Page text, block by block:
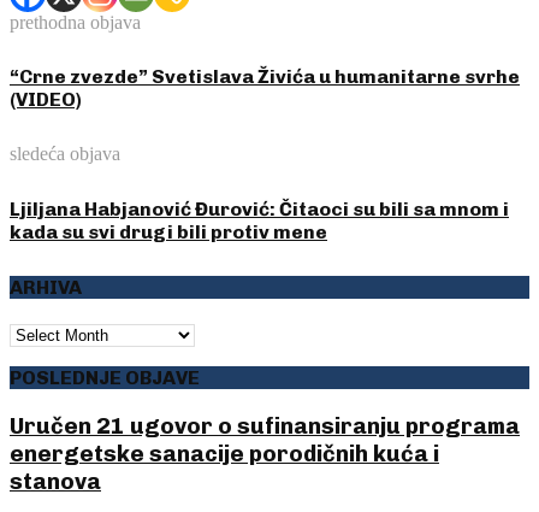
prethodna objava
“Crne zvezde” Svetislava Živića u humanitarne svrhe
(VIDEO)
sledeća objava
Ljiljana Habjanović Đurović: Čitaoci su bili sa mnom i
kada su svi drugi bili protiv mene
ARHIVA
ARHIVA
POSLEDNJE OBJAVE
Uručen 21 ugovor o sufinansiranju programa
energetske sanacije porodičnih kuća i
stanova